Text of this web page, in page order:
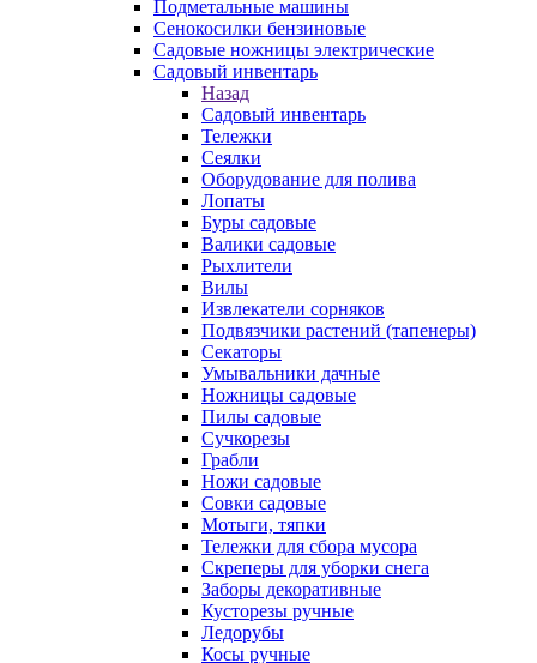
Подметальные машины
Сенокосилки бензиновые
Садовые ножницы электрические
Садовый инвентарь
Назад
Садовый инвентарь
Тележки
Сеялки
Оборудование для полива
Лопаты
Буры садовые
Валики садовые
Рыхлители
Вилы
Извлекатели сорняков
Подвязчики растений (тапенеры)
Секаторы
Умывальники дачные
Ножницы садовые
Пилы садовые
Сучкорезы
Грабли
Ножи садовые
Совки садовые
Мотыги, тяпки
Тележки для сбора мусора
Скреперы для уборки снега
Заборы декоративные
Кусторезы ручные
Ледорубы
Косы ручные